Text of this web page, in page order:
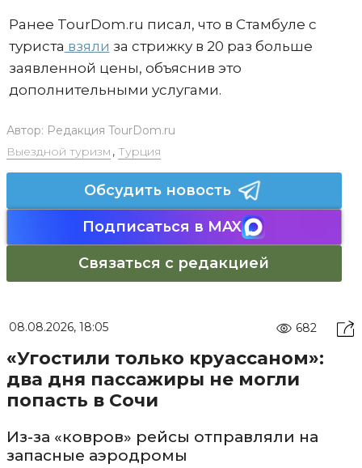
Ранее TourDom.ru писал, что в Стамбуле с
туриста взяли за стрижку в 20 раз больше
заявленной цены, объяснив это
дополнительными услугами.
Автор: Редакция TourDom.ru
Выездной туризм , Турция
Обсудить новость
Подписаться в MAX
Связаться с редакцией
08.08.2026, 18:05 682
«Угостили только круассаном»:
два дня пассажиры не могли
попасть в Сочи
Из-за «ковров» рейсы отправляли на
запасные аэродромы